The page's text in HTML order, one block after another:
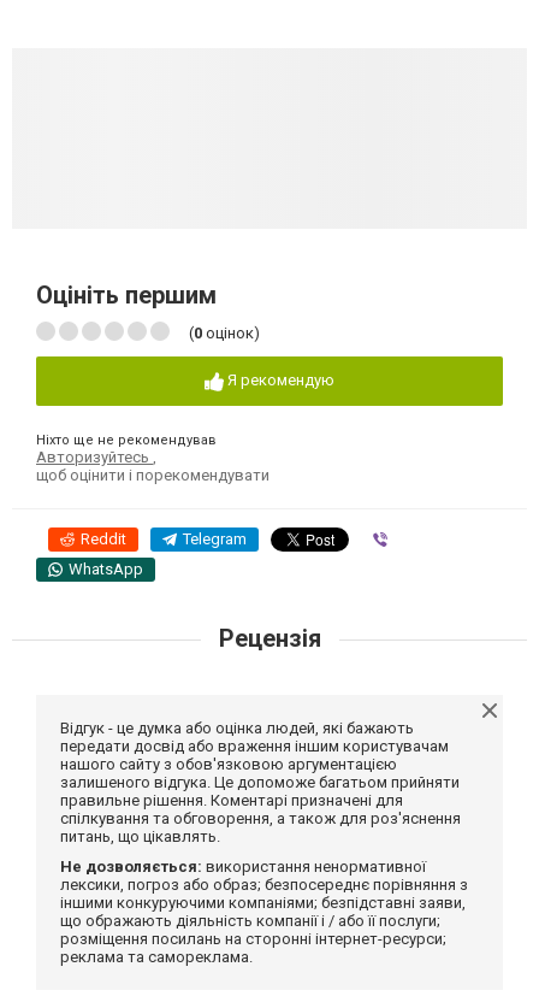
Оцініть першим
(0 оцінок)
Я рекомендую
Ніхто ще не рекомендував
Авторизуйтесь
щоб оцінити і порекомендувати
Reddit Telegram
WhatsApp
Рецензія
Відгук - це думка або оцінка людей, які бажають
передати досвід або враження іншим користувачам
нашого сайту з обов'язковою аргументацією
залишеного відгука. Це допоможе багатьом прийняти
правильне рішення. Коментарі призначені для
спілкування та обговорення, а також для роз'яснення
питань, що цікавлять.
Не дозволяється: використання ненормативної
лексики, погроз або образ; безпосереднє порівняння з
іншими конкуруючими компаніями; безпідставні заяви,
що ображають діяльність компанії і / або її послуги;
розміщення посилань на сторонні інтернет-ресурси;
реклама та самореклама.